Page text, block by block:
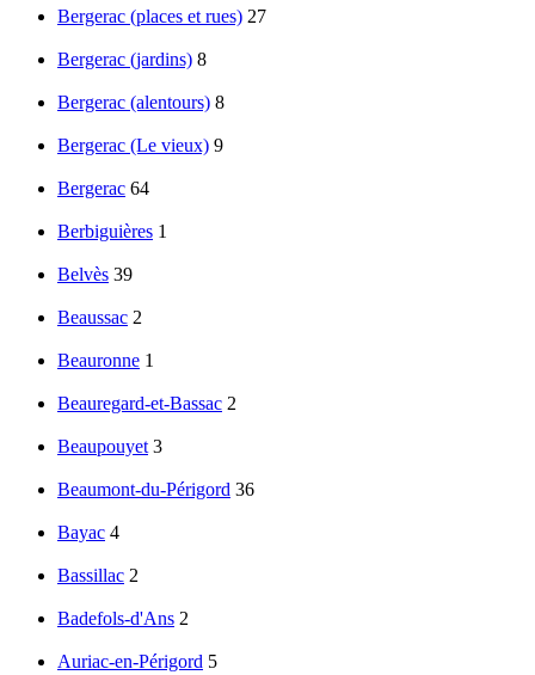
Bergerac (places et rues) 27
Bergerac (jardins) 8
Bergerac (alentours) 8
Bergerac (Le vieux) 9
Bergerac 64
Berbiguières 1
Belvès 39
Beaussac 2
Beauronne 1
Beauregard-et-Bassac 2
Beaupouyet 3
Beaumont-du-Périgord 36
Bayac 4
Bassillac 2
Badefols-d'Ans 2
Auriac-en-Périgord 5